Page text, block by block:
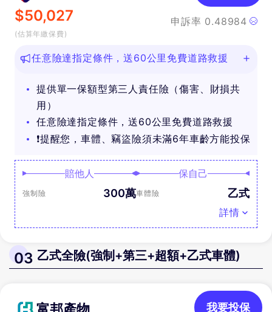
$50,027
(估算年繳保費)
申訴率 0.48984
任意險達指定條件，送60公里免費道路救援
提供單一保額型第三人責任險（傷害、財損共
用）
任意險達指定條件，送60公里免費道路救援
❗提醒您，車體、竊盜險須未滿6年車齡方能投保
賠他人
強制險 300萬
保自己
車體險 乙式
詳情
03 乙式全險(強制+第三+超額+乙式車體)
我要投保